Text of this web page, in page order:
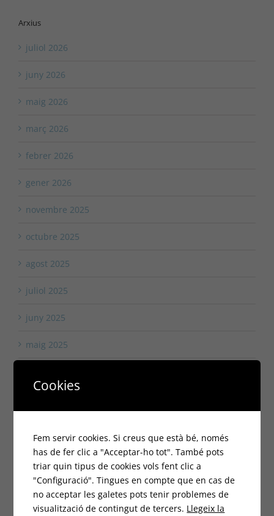
Arxius
juliol 2026
juny 2026
maig 2026
març 2026
febrer 2026
gener 2026
novembre 2025
octubre 2025
agost 2025
juliol 2025
juny 2025
maig 2025
gener 2025
desembre 2024
octubre 2024
Cookies
Fem servir cookies. Si creus que està bé, només
has de fer clic a "Acceptar-ho tot". També pots
triar quin tipus de cookies vols fent clic a
"Configuració". Tingues en compte que en cas de
no acceptar les galetes pots tenir problemes de
visualització de contingut de tercers. Llegeix la